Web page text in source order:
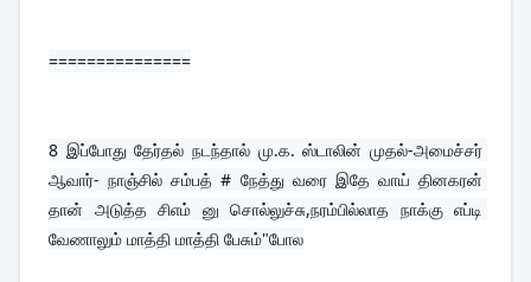
===============
8 இப்போது தேர்தல் நடந்தால் மு.க. ஸ்டாலின் முதல்-அமைச்சர்
ஆவார்- நாஞ்சில் சம்பத் # நேத்து வரை இதே வாய் தினகரன்
தான் அடுத்த சிஎம் னு சொல்லுச்சு,நரம்பில்லாத நாக்கு எப்டி
வேணாலும் மாத்தி மாத்தி பேசும்"போல